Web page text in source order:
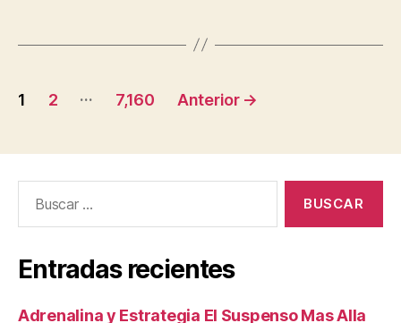
Paginación
entradas
1 2 … 7,160 Anterior →
Entradas recientes
Adrenalina y Estrategia El Suspenso Mas Alla